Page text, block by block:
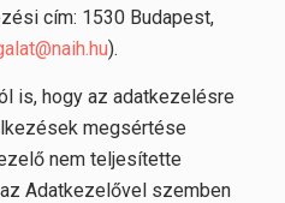
cím: 1530 Budapest,
).
is, hogy az adatkezelésre
megsértése
nem teljesítette
Adatkezelővel szemben